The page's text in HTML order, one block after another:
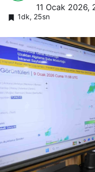
11 Ocak 2026,
1dk, 25sn